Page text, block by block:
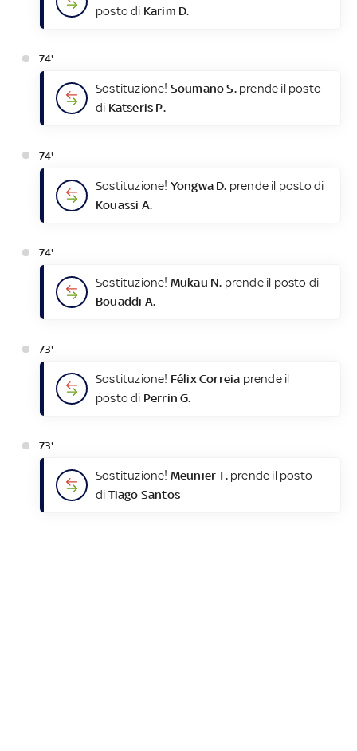
posto di Karim D.
74'
Sostituzione! Soumano S.prende il posto
di Katseris P.
74'
Sostituzione! Yongwa D. prende il posto di
Kouassi A.
74'
Sostituzione! Mukau N. prende il posto di
Bouaddi A.
73'
Sostituzione! Félix Correia prende il
posto di Perrin G.
73'
Sostituzione! Meunier T.prende il posto
di Tiago Santos